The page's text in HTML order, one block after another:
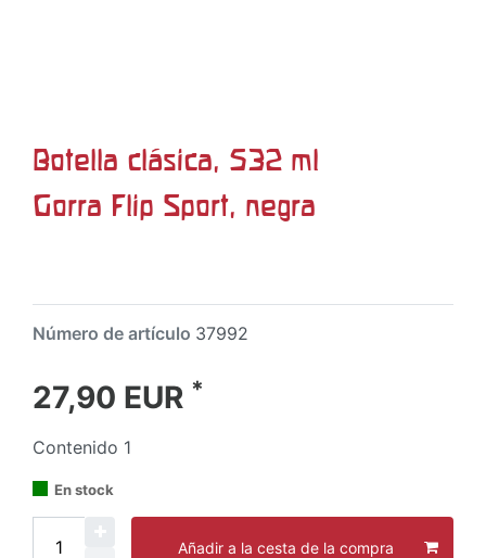
Botella clásica, 532 ml
Gorra Flip Sport, negra
Número de artículo 37992
27,90 EUR *
Contenido 1
En stock
Añadir a la cesta de la compra